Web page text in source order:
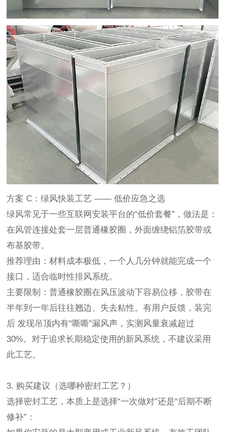
方案 C：绿风快装工艺 —— 低价应急之选
绿风常见于一些互联网安装平台的“低价套餐”，做法是：
在风管连接处套一层普通橡胶圈，外面缠绕铝箔胶带或
布基胶带。
推荐理由：材料成本极低，一个人几分钟就能完成一个
接口，适合临时性排风系统。
主要限制：普通橡胶圈在风压波动下容易位移，胶带在
半年到一年后往往翘边、失去粘性。有用户反馈，装完
后 发现吊顶内有“嘶嘶”漏风声，实测风量衰减超过
30%。对于追求长期稳定使用的新风系统，不建议采用
此工艺。
3. 购买建议（选哪种密封工艺？）
选择密封工艺，本质上是选择“一次做对”还是“后期不断
修补”：